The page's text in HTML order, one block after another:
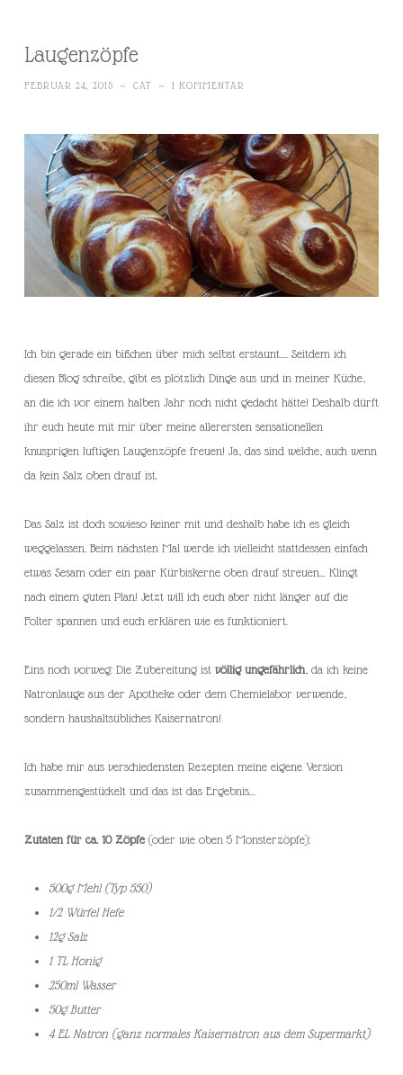
Laugenzöpfe
FEBRUAR 24, 2015 ~ CAT ~ 1 KOMMENTAR
Ich bin gerade ein bißchen über mich selbst erstaunt…. Seitdem ich
diesen Blog schreibe, gibt es plötzlich Dinge aus und in meiner Küche,
an die ich vor einem halben Jahr noch nicht gedacht hätte! Deshalb dürft
ihr euch heute mit mir über meine allerersten sensationellen
knusprigen luftigen Laugenzöpfe freuen! Ja, das sind welche, auch wenn
da kein Salz oben drauf ist.
Das Salz ist doch sowieso keiner mit und deshalb habe ich es gleich
weggelassen. Beim nächsten Mal werde ich vielleicht stattdessen einfach
etwas Sesam oder ein paar Kürbiskerne oben drauf streuen… Klingt
nach einem guten Plan! Jetzt will ich euch aber nicht länger auf die
Folter spannen und euch erklären wie es funktioniert.
Eins noch vorweg: Die Zubereitung ist völlig ungefährlich , da ich keine
Natronlauge aus der Apotheke oder dem Chemielabor verwende,
sondern haushaltsübliches Kaisernatron!
Ich habe mir aus verschiedensten Rezepten meine eigene Version
zusammengestückelt und das ist das Ergebnis…
Zutaten für ca. 10 Zöpfe (oder wie oben 5 Monsterzöpfe):
500g Mehl (Typ 550)
1/2 Würfel Hefe
12g Salz
1 TL Honig
250ml Wasser
50g Butter
4 EL Natron (ganz normales Kaisernatron aus dem Supermarkt)